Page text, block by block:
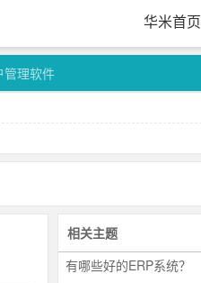
华米首页
管理软件
相关主题
有哪些好的ERP系统？